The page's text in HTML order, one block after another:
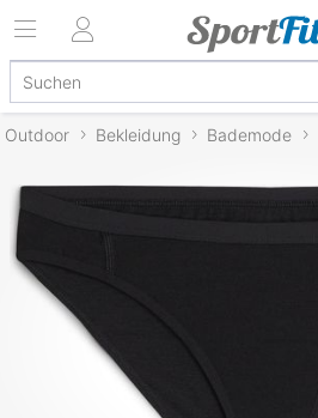
Outdoor Bekleidung Bademode